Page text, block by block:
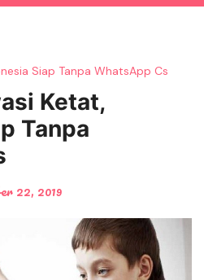
Siap Tanpa WhatsApp Cs
Ketat,
Tanpa
22, 2019